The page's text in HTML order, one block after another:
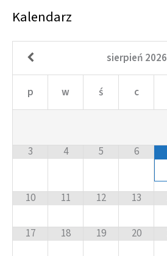
Kalendarz
sierpień 2026
p w ś c
3 4 5 6
10 11 12 13
17 18 19 20